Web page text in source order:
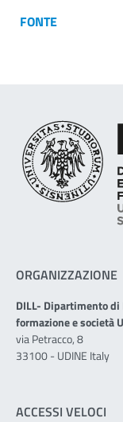
FONTE
ORGANIZZAZIONE
DILL- Dipartimento
formazione e società
via Petracco, 8
33100 - UDINE Italy
ACCESSI VELOCI